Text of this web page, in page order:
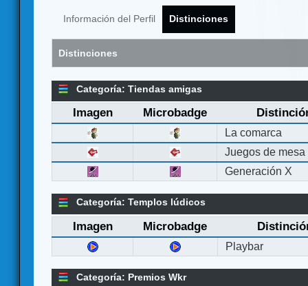
Información del Perfil Distinciones
Distinciones
Categoría: Tiendas amigas
Imagen Microbadge
La comarca
Juegos de mesa
Generación X
Categoría: Templos lúdicos
Imagen Microbadge
Playbar
Categoría: Premios Wkr